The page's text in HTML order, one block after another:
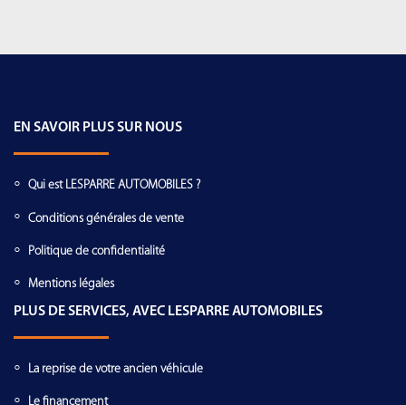
EN SAVOIR PLUS SUR NOUS
Qui est LESPARRE AUTOMOBILES ?
Conditions générales de vente
Politique de confidentialité
Mentions légales
PLUS DE SERVICES, AVEC LESPARRE AUTOMOBILES
La reprise de votre ancien véhicule
Le financement